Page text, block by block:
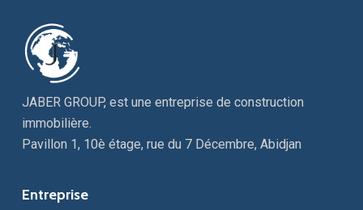
JABER GROUP, est une entreprise de construction
immobilière.
Pavillon 1, 10è étage, rue du 7 Décembre, Abidjan
Entreprise